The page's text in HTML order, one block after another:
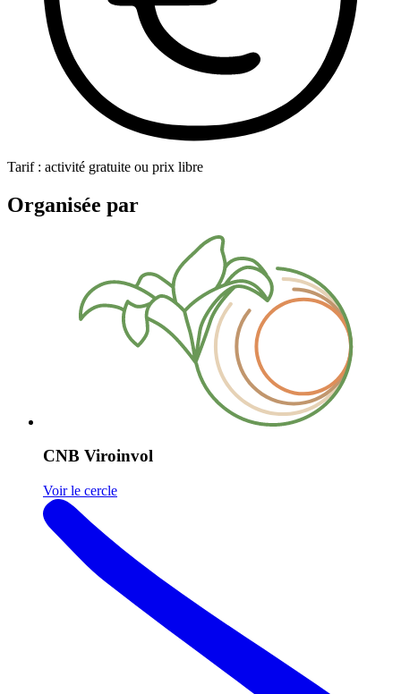
Tarif : activité gratuite ou prix libre
Organisée par
CNB Viroinvol
Voir le cercle